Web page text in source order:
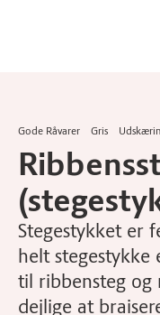
Gode Råvarer Gris
Stegestykket er
helt
til ribbensteg og
dejlige at